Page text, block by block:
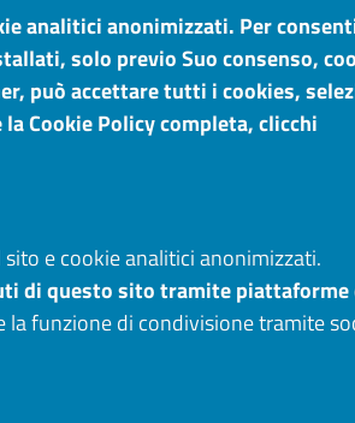
analitici anonimizzati. Per
solo previo Suo consenso,
può accettare tutti i cookies,
Cookie Policy completa, clicchi
e cookie analitici anonimizzati.
di questo sito tramite
la funzione di condivisione tramite